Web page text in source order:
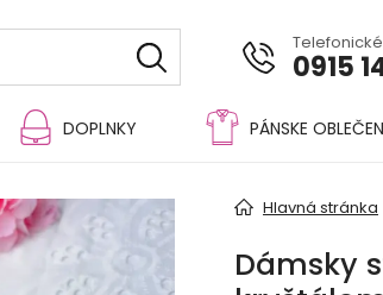
0915
DOPLNKY PÁNSKE
Hlavná stránka
Dámsky